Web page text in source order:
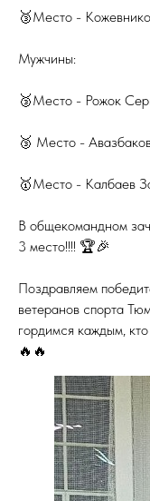
🥉Место -
Мужчины:
🥉Место - Рожок
🥉 Место -
🥇Место - Калбаев
В общекомандном
3 место!!!! 🏆🎉
Поздравляем
ветеранов спорта
гордимся каждым,
🔥🔥